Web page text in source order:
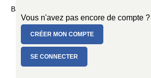
Ballons en latex naturel, fabrication française.
Vous n'avez pas encore de compte ?
CRÉER MON COMPTE
SE CONNECTER